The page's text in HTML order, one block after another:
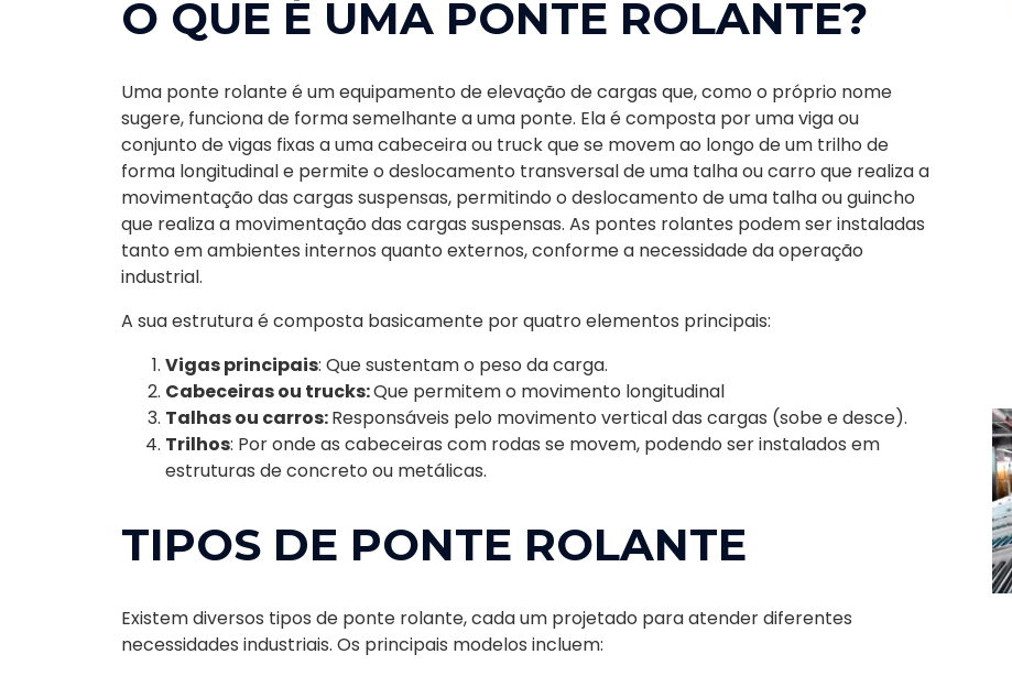
O QUE É UMA PONTE ROLANTE?
Uma ponte rolante é um equipamento de elevação de cargas que, como o próprio nome
sugere, funciona de forma semelhante a uma ponte. Ela é composta por uma viga ou
conjunto de vigas fixas a uma cabeceira ou truck que se movem ao longo de um trilho de
forma longitudinal e permite o deslocamento transversal de uma talha ou carro que realiza a
movimentação das cargas suspensas, permitindo o deslocamento de uma talha ou guincho
que realiza a movimentação das cargas suspensas. As pontes rolantes podem ser instaladas
tanto em ambientes internos quanto externos, conforme a necessidade da operação
industrial.
A sua estrutura é composta basicamente por quatro elementos principais:
Vigas principais: Que sustentam o peso da carga.
Cabeceiras ou trucks:Que permitem o movimento longitudinal
Talhas ou carros:Responsáveis pelo movimento vertical das cargas (sobe e desce).
Trilhos: Por onde as cabeceiras com rodas se movem, podendo ser instalados em
estruturas de concreto ou metálicas.
TIPOS DE PONTE ROLANTE
Existem diversos tipos de ponte rolante, cada um projetado para atender diferentes
necessidades industriais. Os principais modelos incluem: